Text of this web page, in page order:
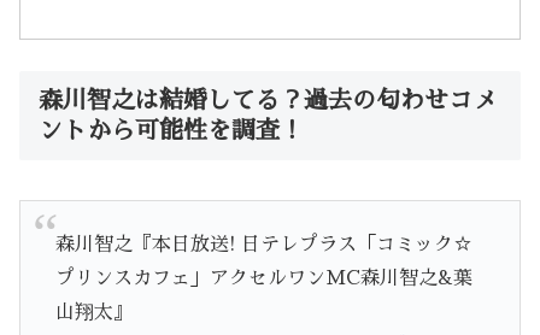
森川智之は結婚してる？過去の匂わせコメ
ントから可能性を調査！
森川智之『本日放送! 日テレプラス「コミック☆
プリンスカフェ」アクセルワンMC森川智之&葉
山翔太』